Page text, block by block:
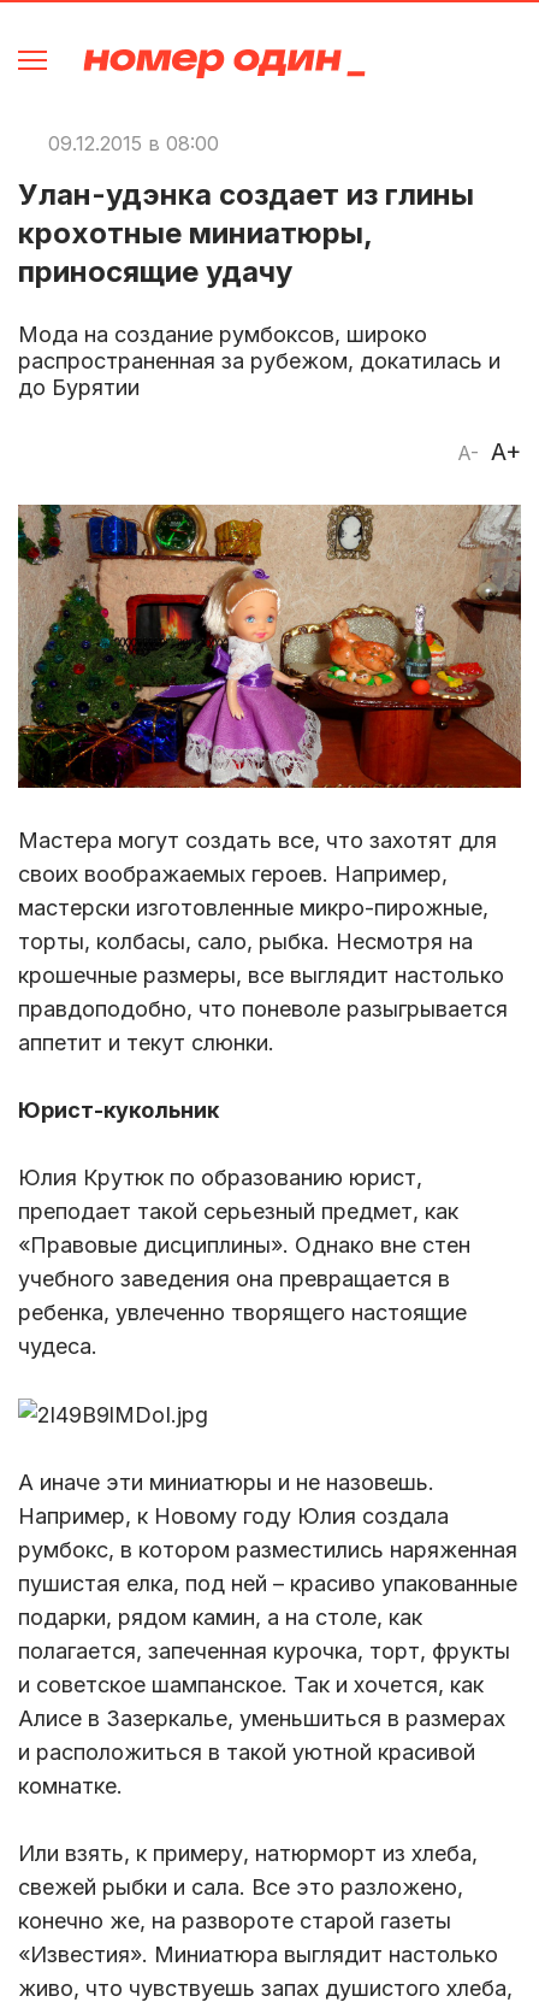
09.12.2015 в 08:00
Улан-удэнка создает из глины
крохотные миниатюры,
приносящие удачу
Мода на создание румбоксов, широко
распространенная за рубежом, докатилась и
до Бурятии
A- A+
Мастера могут создать все, что захотят для
своих воображаемых героев. Например,
мастерски изготовленные микро-пирожные,
торты, колбасы, сало, рыбка. Несмотря на
крошечные размеры, все выглядит настолько
правдоподобно, что поневоле разыгрывается
аппетит и текут слюнки.
Юрист-кукольник
Юлия Крутюк по образованию юрист,
преподает такой серьезный предмет, как
«Правовые дисциплины». Однако вне стен
учебного заведения она превращается в
ребенка, увлеченно творящего настоящие
чудеса.
А иначе эти миниатюры и не назовешь.
Например, к Новому году Юлия создала
румбокс, в котором разместились наряженная
пушистая елка, под ней – красиво упакованные
подарки, рядом камин, а на столе, как
полагается, запеченная курочка, торт, фрукты
и советское шампанское. Так и хочется, как
Алисе в Зазеркалье, уменьшиться в размерах
и расположиться в такой уютной красивой
комнатке.
Или взять, к примеру, натюрморт из хлеба,
свежей рыбки и сала. Все это разложено,
конечно же, на развороте старой газеты
«Известия». Миниатюра выглядит настолько
живо, что чувствуешь запах душистого хлеба,